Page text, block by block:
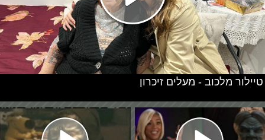
טיילור מלכוב - מעלים זיכרון